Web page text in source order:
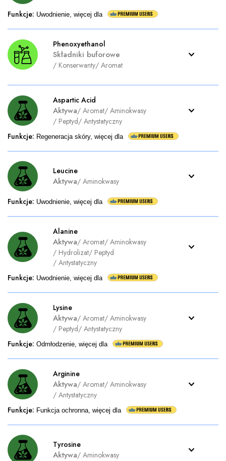
Funkcje: Uwodnienie, więcej dla
Phenoxyethanol
Składniki buforowe
/ Konserwanty/ Aromat
Aspartic Acid
Aktywa/ Aromat/ Aminokwasy
/ Peptyd/ Antystatyczny
Funkcje: Regeneracja skóry, więcej dla
Leucine
Aktywa/ Aminokwasy
Funkcje: Uwodnienie, więcej dla
Alanine
Aktywa/ Aromat/ Aminokwasy
/ Hydrolizat/ Peptyd
/ Antystatyczny
Funkcje: Uwodnienie, więcej dla
Lysine
Aktywa/ Aromat/ Aminokwasy
/ Peptyd/ Antystatyczny
Funkcje: Odmłodzenie, więcej dla
Arginine
Aktywa/ Aromat/ Aminokwasy
/ Antystatyczny
Funkcje: Funkcja ochronna, więcej dla
Tyrosine
Aktywa/ Aminokwasy